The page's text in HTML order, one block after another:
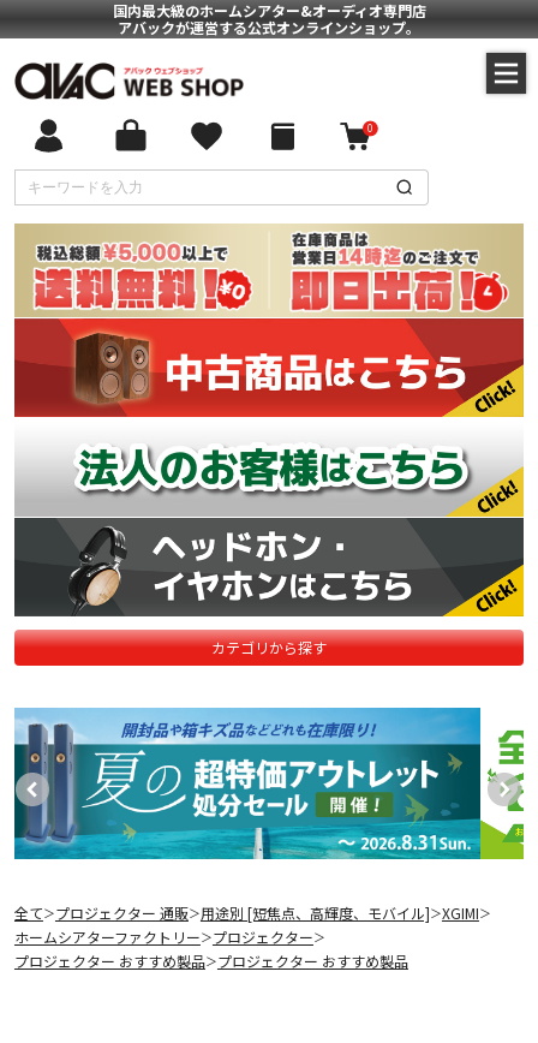
国内最大級のホームシアター&オーディオ専門店
アバックが運営する公式オンラインショップ。
0
カテゴリから探す
全て＞プロジェクター 通販＞用途別 [短焦点、高輝度、モバイル]＞XGIMI＞
ホームシアターファクトリー＞プロジェクター＞
プロジェクター おすすめ製品＞プロジェクター おすすめ製品